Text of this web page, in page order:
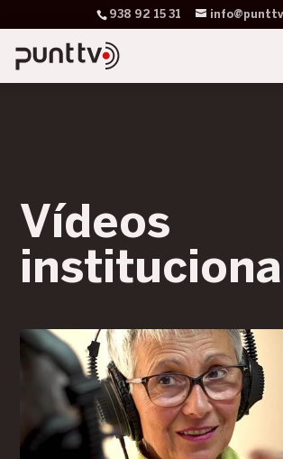
938 92 15 31
Vídeos